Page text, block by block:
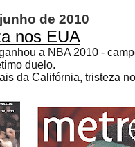
de 2010
nos EUA
a NBA 2010 -
duelo.
da Califórnia, tristeza